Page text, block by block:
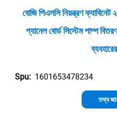
বোজি পিএলসি নিয়ন্ত্রণ
প্যানেল বোর্ড সিস্টেম পাম্প
Spu: 1601653478234
তথ্য